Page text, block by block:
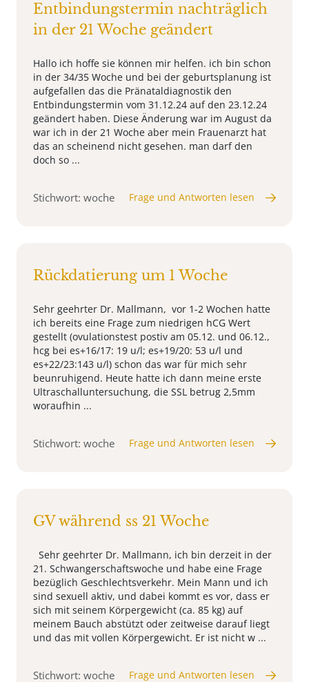
Entbindungstermin nachträglich
in der 21 Woche geändert
Hallo ich hoffe sie können mir helfen. ich bin schon
in der 34/35 Woche und bei der geburtsplanung ist
aufgefallen das die Pränataldiagnostik den
Entbindungstermin vom 31.12.24 auf den 23.12.24
geändert haben. Diese Änderung war im August da
war ich in der 21 Woche aber mein Frauenarzt hat
das an scheinend nicht gesehen. man darf den
doch so ...
Stichwort: woche Frage und Antworten lesen
Rückdatierung um 1 Woche
Sehr geehrter Dr. Mallmann, vor 1-2 Wochen hatte
ich bereits eine Frage zum niedrigen hCG Wert
gestellt (ovulationstest postiv am 05.12. und 06.12.,
hcg bei es+16/17: 19 u/l; es+19/20: 53 u/l und
es+22/23:143 u/l) schon das war für mich sehr
beunruhigend. Heute hatte ich dann meine erste
Ultraschalluntersuchung, die SSL betrug 2,5mm
woraufhin ...
Stichwort: woche Frage und Antworten lesen
GV während ss 21 Woche
Sehr geehrter Dr. Mallmann, ich bin derzeit in der
21. Schwangerschaftswoche und habe eine Frage
bezüglich Geschlechtsverkehr. Mein Mann und ich
sind sexuell aktiv, und dabei kommt es vor, dass er
sich mit seinem Körpergewicht (ca. 85 kg) auf
meinem Bauch abstützt oder zeitweise darauf liegt
und das mit vollen Körpergewicht. Er ist nicht w ...
Stichwort: woche Frage und Antworten lesen